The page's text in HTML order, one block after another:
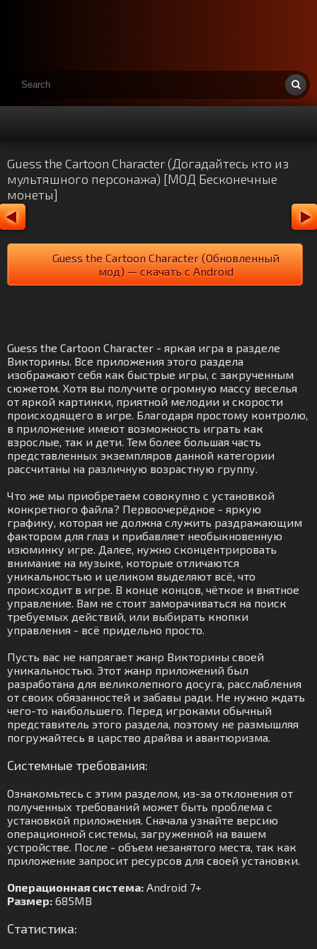
Guess the Cartoon Character (Догадайтесь кто из
мультяшного персонажа) [МОД Бесконечные
монеты]
Guess the Cartoon Character (Обновленный
мод) — скачать с Android
Guess the Cartoon Character - яркая игра в разделе
Викторины. Все приложения этого раздела
изображают себя как быстрые игры, с закрученным
сюжетом. Хотя вы получите огромную массу веселья
от яркой картинки, приятной мелодии и скорости
происходящего в игре. Благодаря простому контролю,
в приложение имеют возможность играть как
взрослые, так и дети. Тем более большая часть
представленных экземпляров данной категории
рассчитаны на различную возрастную группу.
Что же мы приобретаем совокупно с установкой
конкретного файла? Первоочерёдное - яркую
графику, которая не должна служить раздражающим
фактором для глаз и прибавляет необыкновенную
изюминку игре. Далее, нужно сконцентрировать
внимание на музыке, которые отличаются
уникальностью и целиком выделяют всё, что
происходит в игре. В конце концов, чёткое и внятное
управление. Вам не стоит заморачиваться на поиск
требуемых действий, или выбирать кнопки
управления - всё придельно просто.
Пусть вас не напрягает жанр Викторины своей
уникальностью. Этот жанр приложений был
разработана для великолепного досуга, расслабления
от своих обязанностей и забавы ради. Не нужно ждать
чего-то наибольшего. Перед игроками обычный
представитель этого раздела, поэтому не размышляя
погружайтесь в царство драйва и авантюризма.
Системные требования:
Ознакомьтесь с этим разделом, из-за отклонения от
полученных требований может быть проблема с
установкой приложения. Сначала узнайте версию
операционной системы, загруженной на вашем
устройстве. После - объем незанятого места, так как
приложение запросит ресурсов для своей установки.
Операционная система: Android 7+
Размер: 685MB
Статистика: